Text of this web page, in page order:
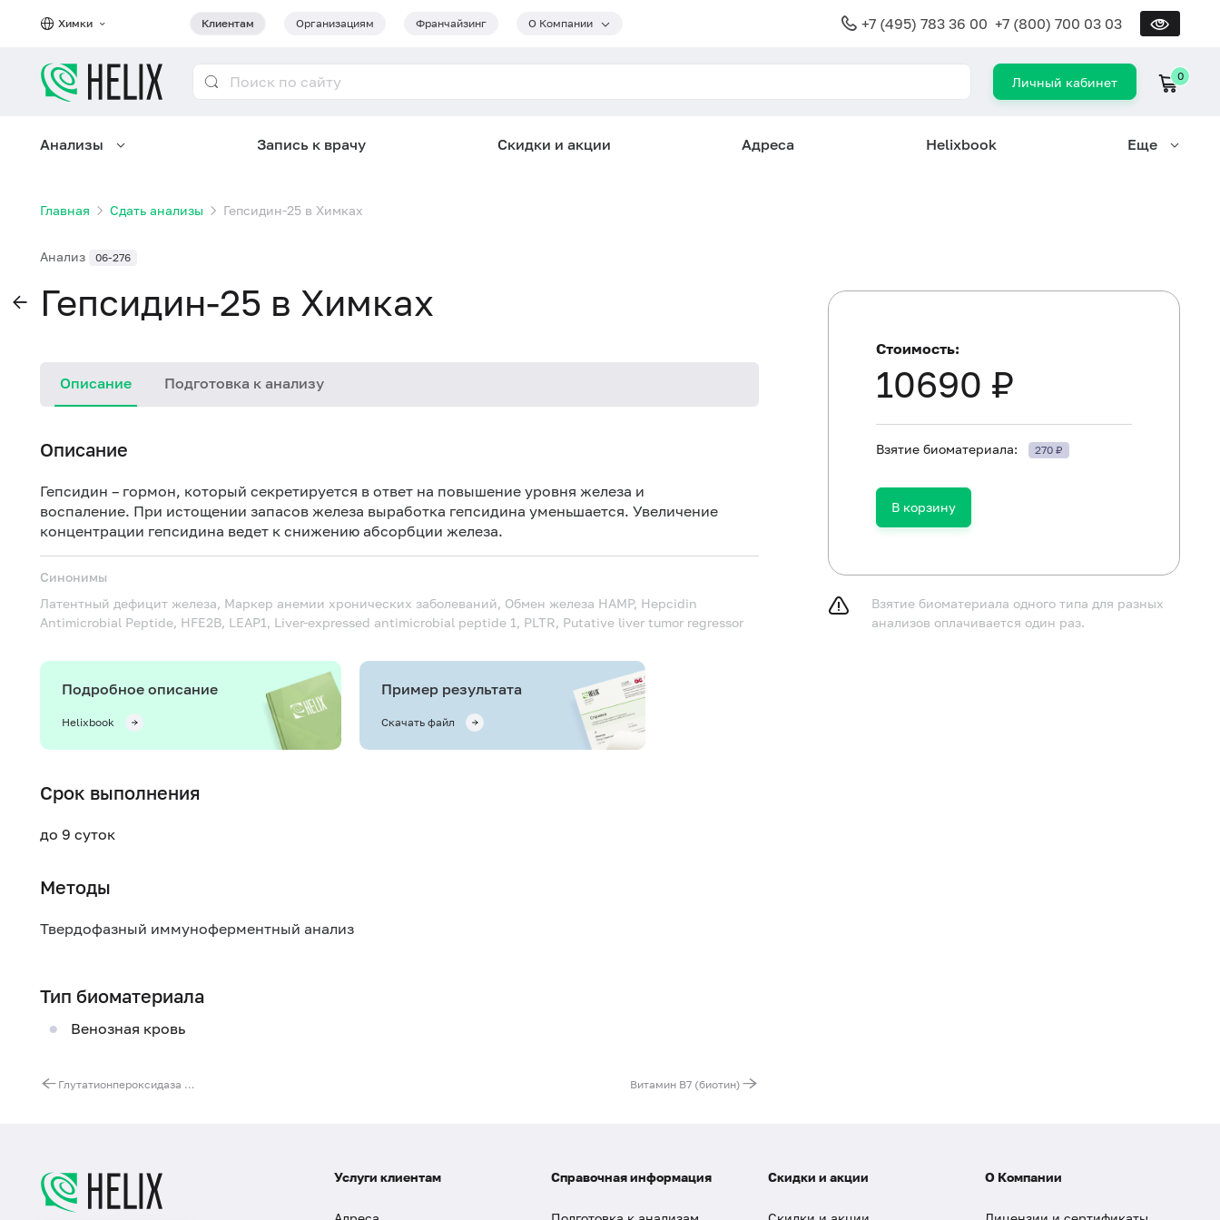
Химки Клиентам Организациям Франчайзинг О Компании +7 (495) 783 36 00 +7 (800) 700 03 03
Личный кабинет 0
Анализы Запись к врачу Скидки и акции Адреса Helixbook Еще
Главная Сдать анализы Гепсидин-25 в Химках
Анализ 06-276
Гепсидин-25 в Химках
Описание Подготовка к анализу
Описание
Гепсидин – гормон, который секретируется в ответ на повышение уровня железа и
воспаление. При истощении запасов железа выработка гепсидина уменьшается. Увеличение
концентрации гепсидина ведет к снижению абсорбции железа.
Синонимы
Латентный дефицит железа, Маркер анемии хронических заболеваний, Обмен железа HAMP, Hepcidin
Antimicrobial Peptide, HFE2B, LEAP1, Liver-expressed antimicrobial peptide 1, PLTR, Putative liver tumor regressor
Подробное описание
Helixbook
Пример результата
Скачать файл
Срок выполнения
до 9 суток
Методы
Твердофазный иммуноферментный анализ
Тип биоматериала
Венозная кровь
Глутатионпероксидаза в эритроцитах Витамин B7 (биотин)
Не курить в течение 30 минут до исследования.
Стоимость:
10690 ₽
Взятие биоматериала: 270 ₽
В корзину
Взятие биоматериала одного типа для разных
анализов оплачивается один раз.
Услуги клиентам Справочная информация Скидки и акции О Компании